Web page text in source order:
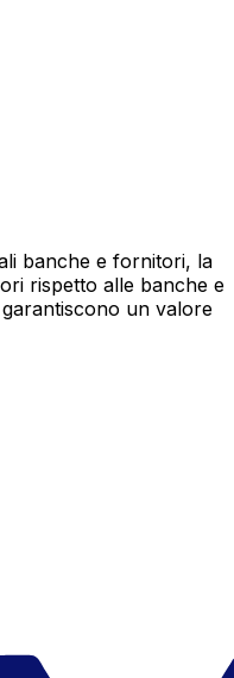
banche e fornitori, la
rispetto alle banche e
un valore